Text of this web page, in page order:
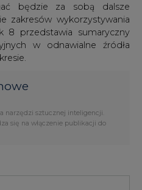
będzie za sobą dalsze
zakresów wykorzystywania
8 przedstawia sumaryczny
w odnawialne źródła
narzędzi sztucznej inteligencji.
się na włączenie publikacji do